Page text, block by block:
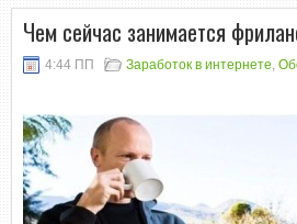
Чем сейчас занимается
4:44 ПП Заработок в интернете,